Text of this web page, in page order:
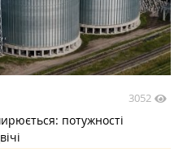
3052
потужності